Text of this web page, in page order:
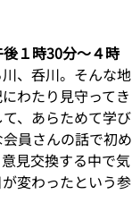
１時30分～４時
、呑川。そんな地
わたり見守ってき
、あらためて学び
員さんの話で初め
見交換する中で気
変わったという参